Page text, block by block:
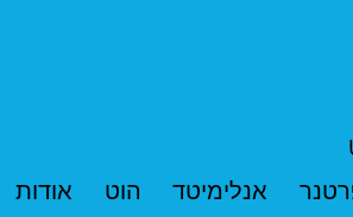
אנלימיטד הוט אודות